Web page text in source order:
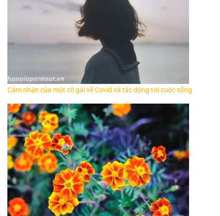
Cảm nhận của một cô gái về Covid và tác động tới cuộc sống